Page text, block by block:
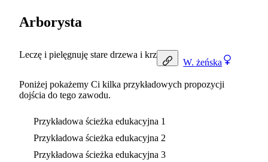
W. żeńska
Arborysta
Leczę i pielęgnuję stare drzewa i krzewy.
Poniżej pokażemy Ci kilka przykładowych propozycji
dojścia do tego zawodu.
Przykładowa ścieżka edukacyjna 1
Przykładowa ścieżka edukacyjna 2
Przykładowa ścieżka edukacyjna 3